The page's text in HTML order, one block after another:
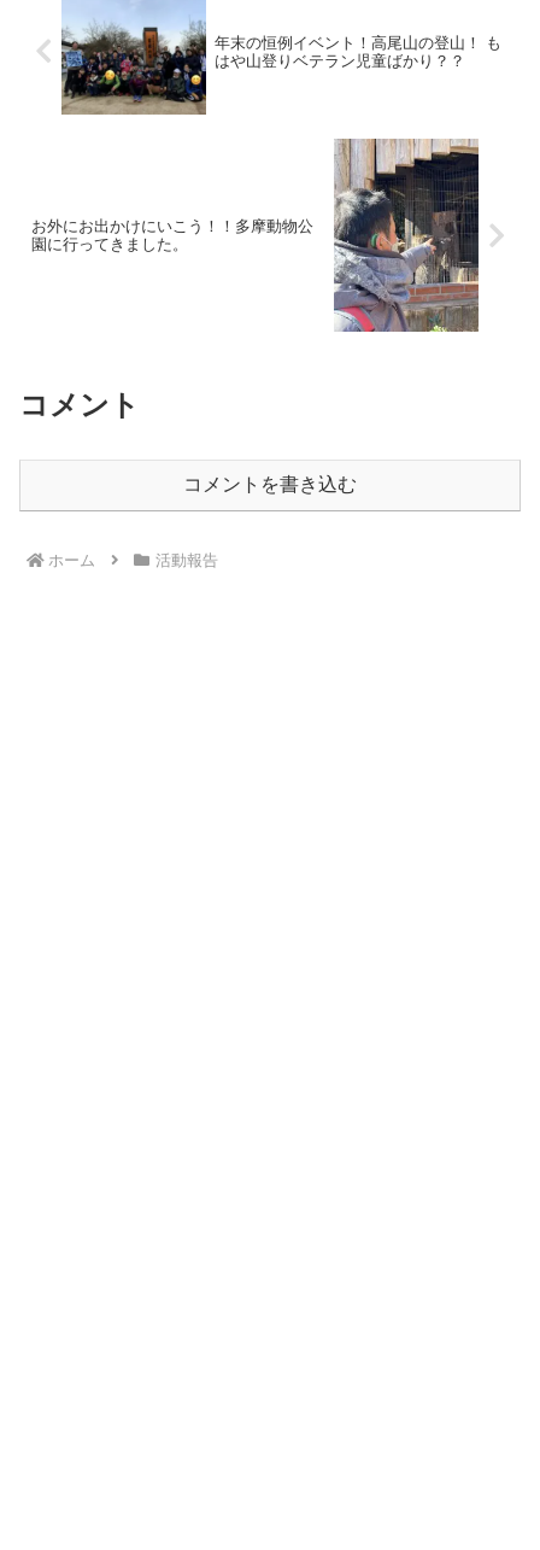
年末の恒例イベント！高尾山の登山！ も
はや山登りベテラン児童ばかり？？
お外にお出かけにいこう！！多摩動物公
園に行ってきました。
コメント
コメントを書き込む
ホーム 活動報告